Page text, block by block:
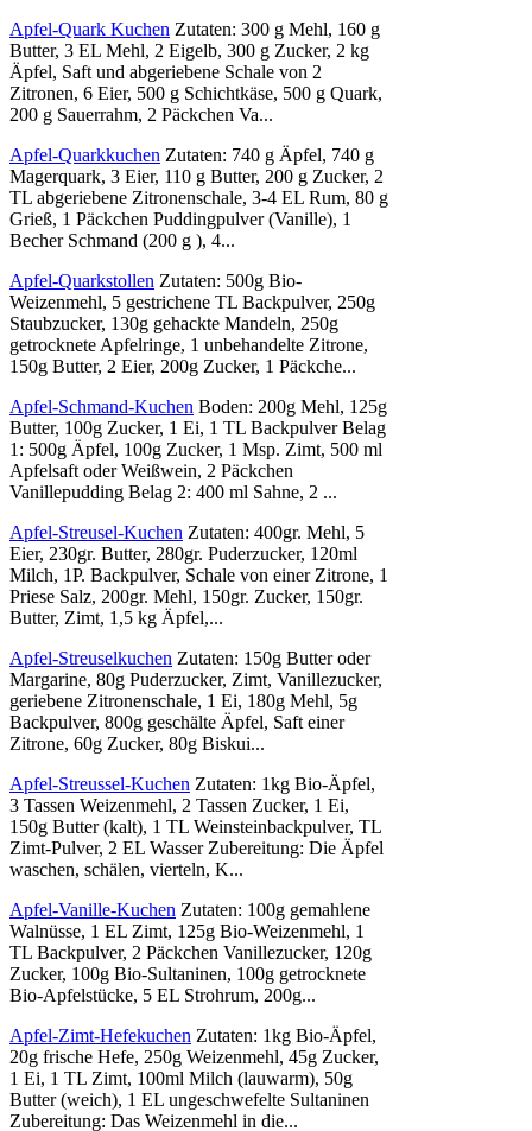
Apfel-Quark Kuchen Zutaten: 300 g Mehl, 160 g
Butter, 3 EL Mehl, 2 Eigelb, 300 g Zucker, 2 kg
Äpfel, Saft und abgeriebene Schale von 2
Zitronen, 6 Eier, 500 g Schichtkäse, 500 g Quark,
200 g Sauerrahm, 2 Päckchen Va...
Apfel-Quarkkuchen Zutaten: 740 g Äpfel, 740 g
Magerquark, 3 Eier, 110 g Butter, 200 g Zucker, 2
TL abgeriebene Zitronenschale, 3-4 EL Rum, 80 g
Grieß, 1 Päckchen Puddingpulver (Vanille), 1
Becher Schmand (200 g ), 4...
Apfel-Quarkstollen Zutaten: 500g Bio-
Weizenmehl, 5 gestrichene TL Backpulver, 250g
Staubzucker, 130g gehackte Mandeln, 250g
getrocknete Apfelringe, 1 unbehandelte Zitrone,
150g Butter, 2 Eier, 200g Zucker, 1 Päckche...
Apfel-Schmand-Kuchen Boden: 200g Mehl, 125g
Butter, 100g Zucker, 1 Ei, 1 TL Backpulver Belag
1: 500g Äpfel, 100g Zucker, 1 Msp. Zimt, 500 ml
Apfelsaft oder Weißwein, 2 Päckchen
Vanillepudding Belag 2: 400 ml Sahne, 2 ...
Apfel-Streusel-Kuchen Zutaten: 400gr. Mehl, 5
Eier, 230gr. Butter, 280gr. Puderzucker, 120ml
Milch, 1P. Backpulver, Schale von einer Zitrone, 1
Priese Salz, 200gr. Mehl, 150gr. Zucker, 150gr.
Butter, Zimt, 1,5 kg Äpfel,...
Apfel-Streuselkuchen Zutaten: 150g Butter oder
Margarine, 80g Puderzucker, Zimt, Vanillezucker,
geriebene Zitronenschale, 1 Ei, 180g Mehl, 5g
Backpulver, 800g geschälte Äpfel, Saft einer
Zitrone, 60g Zucker, 80g Biskui...
Apfel-Streussel-Kuchen Zutaten: 1kg Bio-Äpfel,
3 Tassen Weizenmehl, 2 Tassen Zucker, 1 Ei,
150g Butter (kalt), 1 TL Weinsteinbackpulver, TL
Zimt-Pulver, 2 EL Wasser Zubereitung: Die Äpfel
waschen, schälen, vierteln, K...
Apfel-Vanille-Kuchen Zutaten: 100g gemahlene
Walnüsse, 1 EL Zimt, 125g Bio-Weizenmehl, 1
TL Backpulver, 2 Päckchen Vanillezucker, 120g
Zucker, 100g Bio-Sultaninen, 100g getrocknete
Bio-Apfelstücke, 5 EL Strohrum, 200g...
Apfel-Zimt-Hefekuchen Zutaten: 1kg Bio-Äpfel,
20g frische Hefe, 250g Weizenmehl, 45g Zucker,
1 Ei, 1 TL Zimt, 100ml Milch (lauwarm), 50g
Butter (weich), 1 EL ungeschwefelte Sultaninen
Zubereitung: Das Weizenmehl in die...